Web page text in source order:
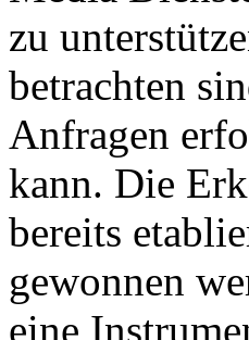
zu
betrachten
Anfragen
kann. Die
bereits
gewonnen
eine